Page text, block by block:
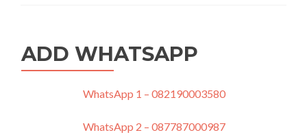
dan
Akuntansi
Ahlinya
ADD WHATSAPP
WhatsApp 1 – 082190003580
WhatsApp 2 – 087787000987